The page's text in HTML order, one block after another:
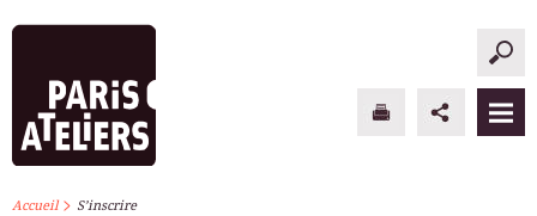
Accueil> S’inscrire